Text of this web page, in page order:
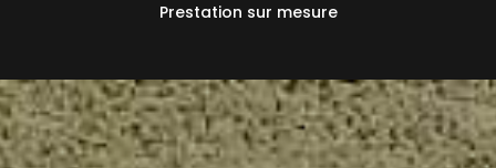
Prestation sur mesure